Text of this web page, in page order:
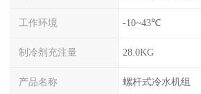
工作环境 -10~43℃
制冷剂充注量 28.0KG
产品名称 螺杆式冷水机组